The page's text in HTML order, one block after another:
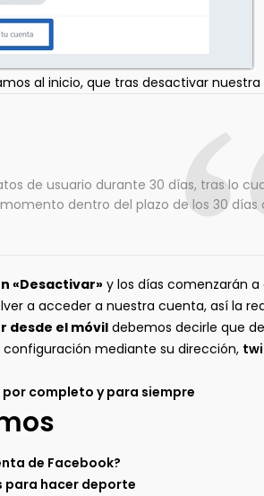
al inicio, que tras desactivar
de usuario durante 30 días, tras lo
dentro del plazo de los 30 días
«Desactivar»y los días comenzarán
a acceder a nuestra cuenta, así la
desde el móvil debemos decirle que
mediante su dirección,
completo y para siempre
de Facebook?
para hacer deporte